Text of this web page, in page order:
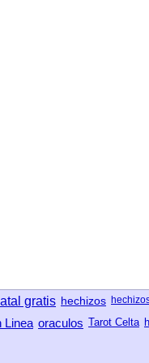
gratis hechizos
Linea oraculos Tarot Celta